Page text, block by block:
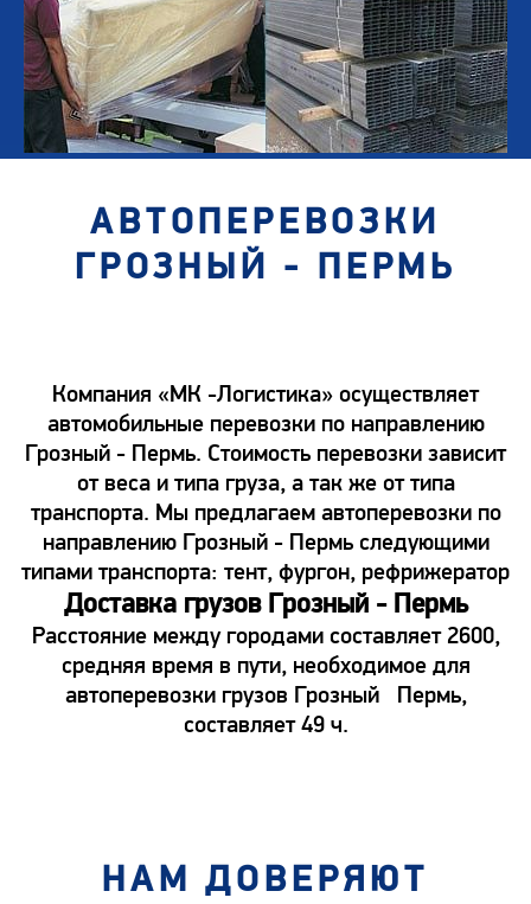
АВТОПЕРЕВОЗКИ
ГРОЗНЫЙ - ПЕРМЬ
Компания «МК -Логистика» осуществляет
автомобильные перевозки по направлению
Грозный - Пермь. Стоимость перевозки зависит
от веса и типа груза, а так же от типа
транспорта. Мы предлагаем автоперевозки по
направлению Грозный - Пермь следующими
типами транспорта: тент, фургон, рефрижератор
Доставка грузов Грозный - Пермь
Расстояние между городами составляет 2600,
средняя время в пути, необходимое для
автоперевозки грузов Грозный Пермь,
составляет 49 ч.
НАМ ДОВЕРЯЮТ